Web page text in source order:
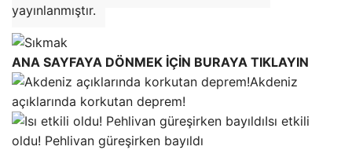
yayınlanmıştır.
ANA SAYFAYA DÖNMEK İÇİN BURAYA TIKLAYIN
Akdeniz
açıklarında korkutan deprem!
Isı etkili
oldu! Pehlivan güreşirken bayıldı